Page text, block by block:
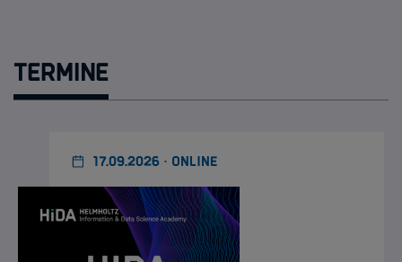
Termine
17.09.2026 · ONLINE